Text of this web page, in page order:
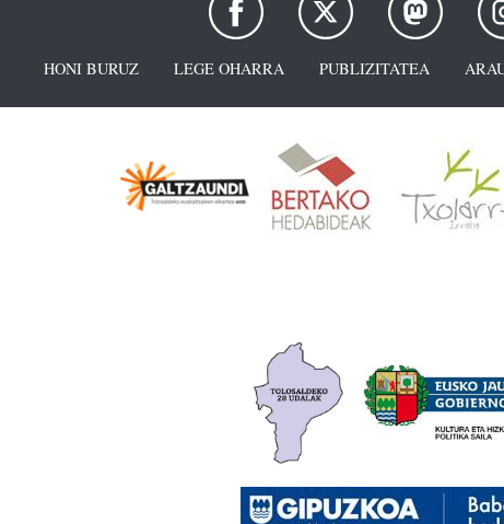
HONI BURUZ LEGE OHARRA PUBLIZITATEA